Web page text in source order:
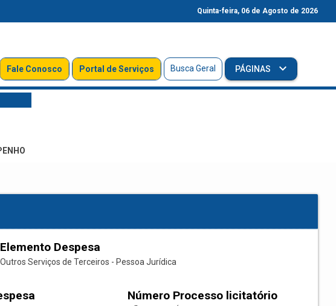
Quinta-feira, 06 de Agosto de 2026
Fale Conosco Portal de Serviços Busca Geral PÁGINAS
Elemento Despesa
Outros Serviços de Terceiros - Pessoa Jurídica
Número Processo licitatório